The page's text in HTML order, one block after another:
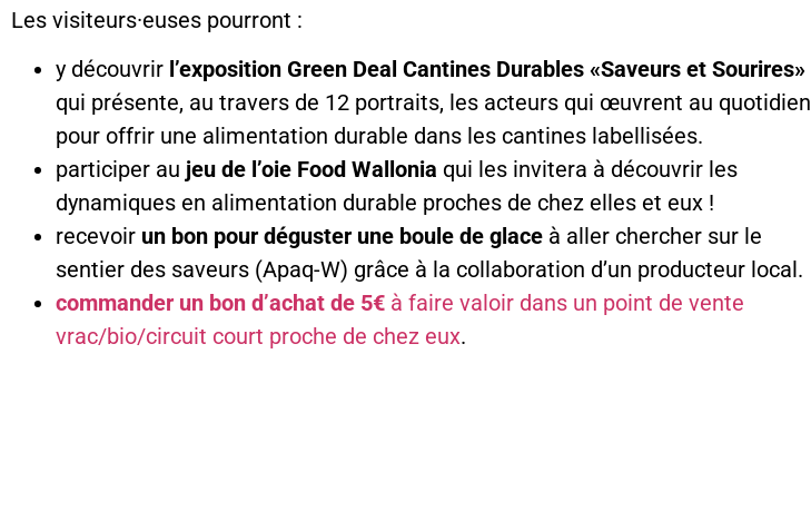
Les visiteurs·euses pourront :
y découvrir l’exposition Green Deal Cantines Durables «Saveurs et Sourires»
qui présente, au travers de 12 portraits, les acteurs qui œuvrent au quotidien
pour offrir une alimentation durable dans les cantines labellisées.
participer au jeu de l’oie Food Wallonia qui les invitera à découvrir les
dynamiques en alimentation durable proches de chez elles et eux !
recevoir un bon pour déguster une boule de glace à aller chercher sur le
sentier des saveurs (Apaq-W) grâce à la collaboration d’un producteur local.
commander un bon d’achat de 5€ à faire valoir dans un point de vente
vrac/bio/circuit court proche de chez eux.